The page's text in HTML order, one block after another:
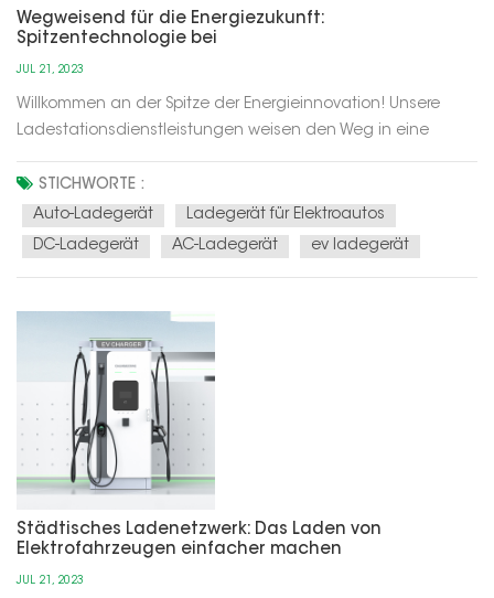
Wegweisend für die Energiezukunft:
Spitzentechnologie bei
JUL 21, 2023
Willkommen an der Spitze der Energieinnovation! Unsere
Ladestationsdienstleistungen weisen den Weg in eine
Technologie definieren wir das Ladeerlebnis für
Elektrofahrzeuge neu und ermöglichen Ihnen ein sicheres
Fahren und einen positiven Einf...
STICHWORTE :
Auto-Ladegerät
Ladegerät für Elektroautos
DC-Ladegerät
AC-Ladegerät ev ladegerät
Städtisches Ladenetzwerk: Das Laden von
Elektrofahrzeugen einfacher machen
JUL 21, 2023